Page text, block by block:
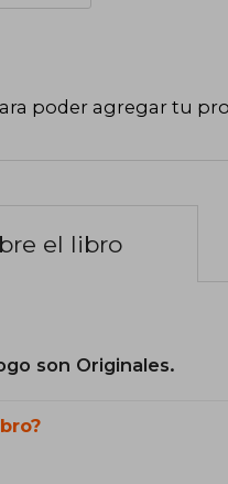
poder agregar tu
el libro
son Originales.